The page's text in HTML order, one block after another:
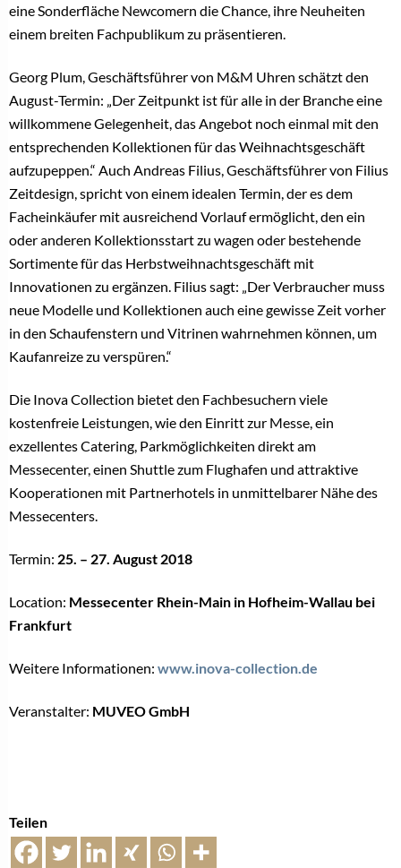
eine Sonderfläche Newcomern die Chance, ihre Neuheiten
einem breiten Fachpublikum zu präsentieren.
Georg Plum, Geschäftsführer von M&M Uhren schätzt den
August-Termin: „Der Zeitpunkt ist für alle in der Branche eine
willkommene Gelegenheit, das Angebot noch einmal mit den
entsprechenden Kollektionen für das Weihnachtsgeschäft
aufzupeppen.“ Auch Andreas Filius, Geschäftsführer von Filius
Zeitdesign, spricht von einem idealen Termin, der es dem
Facheinkäufer mit ausreichend Vorlauf ermöglicht, den ein
oder anderen Kollektionsstart zu wagen oder bestehende
Sortimente für das Herbstweihnachtsgeschäft mit
Innovationen zu ergänzen. Filius sagt: „Der Verbraucher muss
neue Modelle und Kollektionen auch eine gewisse Zeit vorher
in den Schaufenstern und Vitrinen wahrnehmen können, um
Kaufanreize zu verspüren.“
Die Inova Collection bietet den Fachbesuchern viele
kostenfreie Leistungen, wie den Einritt zur Messe, ein
exzellentes Catering, Parkmöglichkeiten direkt am
Messecenter, einen Shuttle zum Flughafen und attraktive
Kooperationen mit Partnerhotels in unmittelbarer Nähe des
Messecenters.
Termin: 25. – 27. August 2018
Location: Messecenter Rhein-Main in Hofheim-Wallau bei
Frankfurt
Weitere Informationen: www.inova-collection.de
Veranstalter: MUVEO GmbH
Teilen